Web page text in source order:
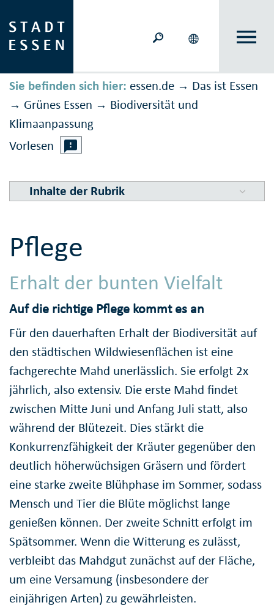
Sie befinden sich hier: essen.de → Das ist Essen
→ Grünes Essen → Biodiversität und
Klimaanpassung
Vorlesen
Inhalte der Rubrik
Pflege
Erhalt der bunten Vielfalt
Auf die richtige Pflege kommt es an
Für den dauerhaften Erhalt der Biodiversität auf
den städtischen Wildwiesenflächen ist eine
fachgerechte Mahd unerlässlich. Sie erfolgt 2x
jährlich, also extensiv. Die erste Mahd findet
zwischen Mitte Juni und Anfang Juli statt, also
während der Blütezeit. Dies stärkt die
Konkurrenzfähigkeit der Kräuter gegenüber den
deutlich höherwüchsigen Gräsern und fördert
eine starke zweite Blühphase im Sommer, sodass
Mensch und Tier die Blüte möglichst lange
genießen können. Der zweite Schnitt erfolgt im
Spätsommer. Wenn die Witterung es zulässt,
verbleibt das Mahdgut zunächst auf der Fläche,
um eine Versamung (insbesondere der
einjährigen Arten) zu gewährleisten.